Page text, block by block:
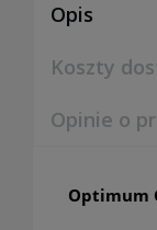
Opis
Koszty
Cena nie
Opinie o
Optimum